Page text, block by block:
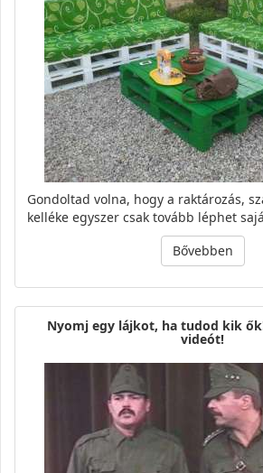
Gondoltad volna, hogy a raktározás,
kelléke egyszer csak tovább léphet
Bővebben
Nyomj egy lájkot, ha tudod kik
videót!